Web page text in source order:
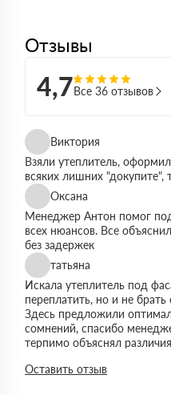
Отзывы
4,7Все 36 отзывов
Виктория
Взяли утеплитель,
всяких лишних
Оксана
Менеджер Антон помог
всех нюансов. Все
без задержек
татьяна
Искала утеплитель под
переплатить, но и не
Здесь предложили
сомнений, спасибо
терпимо объяснял
Оставить отзыв